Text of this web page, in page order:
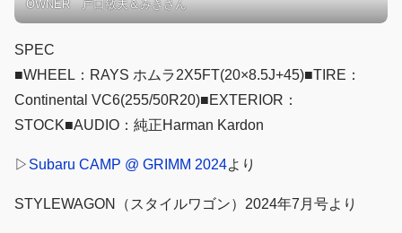
OWNER 戸口敏夫＆みきさん
SPEC
■WHEEL：RAYS ホムラ2X5FT(20×8.5J+45)■TIRE：
Continental VC6(255/50R20)■EXTERIOR：
STOCK■AUDIO：純正Harman Kardon
▷ Subaru CAMP @ GRIMM 2024より
STYLEWAGON（スタイルワゴン）2024年7月号より